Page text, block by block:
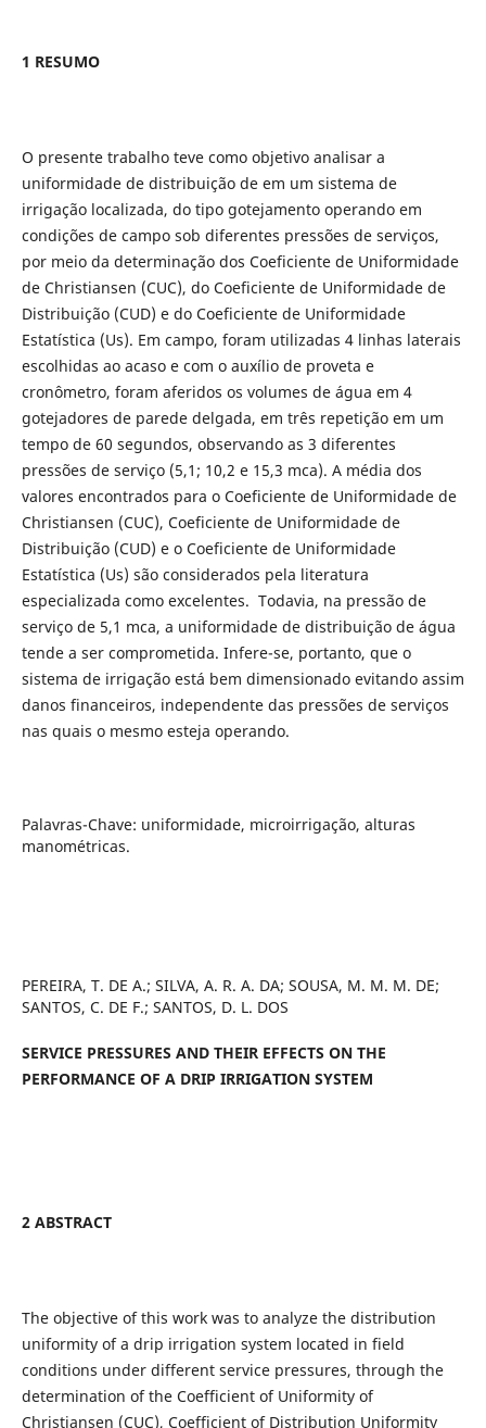
1 RESUMO
O presente trabalho teve como objetivo analisar a
uniformidade de distribuição de em um sistema de
irrigação localizada, do tipo gotejamento operando em
condições de campo sob diferentes pressões de serviços,
por meio da determinação dos Coeficiente de Uniformidade
de Christiansen (CUC), do Coeficiente de Uniformidade de
Distribuição (CUD) e do Coeficiente de Uniformidade
Estatística (Us). Em campo, foram utilizadas 4 linhas laterais
escolhidas ao acaso e com o auxílio de proveta e
cronômetro, foram aferidos os volumes de água em 4
gotejadores de parede delgada, em três repetição em um
tempo de 60 segundos, observando as 3 diferentes
pressões de serviço (5,1; 10,2 e 15,3 mca). A média dos
valores encontrados para o Coeficiente de Uniformidade de
Christiansen (CUC), Coeficiente de Uniformidade de
Distribuição (CUD) e o Coeficiente de Uniformidade
Estatística (Us) são considerados pela literatura
especializada como excelentes. Todavia, na pressão de
serviço de 5,1 mca, a uniformidade de distribuição de água
tende a ser comprometida. Infere-se, portanto, que o
sistema de irrigação está bem dimensionado evitando assim
danos financeiros, independente das pressões de serviços
nas quais o mesmo esteja operando.
Palavras-Chave: uniformidade, microirrigação, alturas
manométricas.
PEREIRA, T. DE A.; SILVA, A. R. A. DA; SOUSA, M. M. M. DE;
SANTOS, C. DE F.; SANTOS, D. L. DOS
SERVICE PRESSURES AND THEIR EFFECTS ON THE
PERFORMANCE OF A DRIP IRRIGATION SYSTEM
2 ABSTRACT
The objective of this work was to analyze the distribution
uniformity of a drip irrigation system located in field
conditions under different service pressures, through the
determination of the Coefficient of Uniformity of
Christiansen (CUC), Coefficient of Distribution Uniformity